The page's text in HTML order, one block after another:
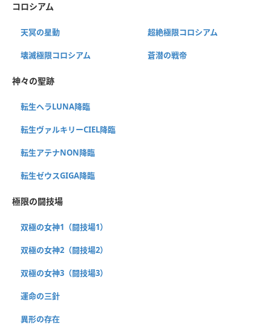
コロシアム
天冥の星動 超絶極限コロシアム
壊滅極限コロシアム 蒼潜の戦帝
神々の聖跡
転生ヘラLUNA降臨
転生ヴァルキリーCIEL降臨
転生アテナNON降臨
転生ゼウスGIGA降臨
極限の闘技場
双極の女神1（闘技場1）
双極の女神2（闘技場2）
双極の女神3（闘技場3）
運命の三針
異形の存在